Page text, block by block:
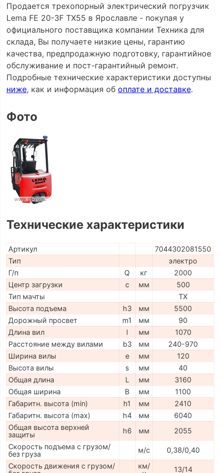
Продается трехопорный электрический погрузчик
Lema FE 20-3F TX55 в Ярославле - покупая у
официального поставщика компании Техника для
склада, Вы получаете низкие цены, гарантию
качества, предпродажную подготовку, гарантийное
обслуживание и пост-гарантийный ремонт.
Подробные технические характеристики доступны
ниже, как и информация об оплате и доставке.
Фото
Технические характеристики
Артикул
7044302081550
Тип
электро
Г/п
Q кг
2000
Центр загрузки
c мм
500
Тип мачты
TX
Высота подъема
h3 мм
5500
Дорожный просвет
m1 мм
90
Длина вил
l мм
1070
Расстояние между вилами
b3 мм
240-970
Ширина вилы
e мм
120
Высота вилы
s мм
40
Общая длина
L мм
3160
Общая ширина
B мм
1100
Габаритн. высота (min)
h1 мм
2410
Габаритн. высота (max)
h4 мм
6040
Общая высота верхней
защиты
h6 мм
2055
Скорость подъема с грузом/
без груза
м/с
0,38/0,40
Скорость движения с грузом/
км/
13/14